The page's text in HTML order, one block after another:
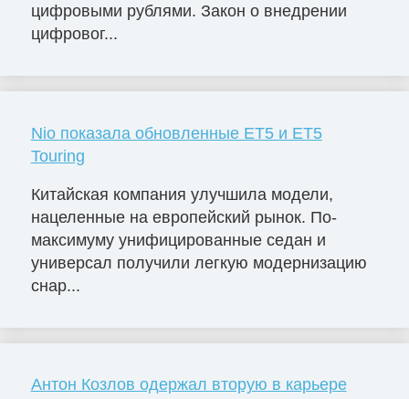
цифровыми рублями. Закон о внедрении
цифровог...
Nio показала обновленные ET5 и ET5
Touring
Китайская компания улучшила модели,
нацеленные на европейский рынок. По-
максимуму унифицированные седан и
универсал получили легкую модернизацию
снар...
Антон Козлов одержал вторую в карьере